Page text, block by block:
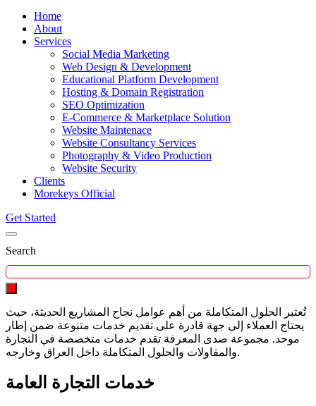
Home
About
Services
Social Media Marketing
Web Design & Development
Educational Platform Development
Hosting & Domain Registration
SEO Optimization
E-Commerce & Marketplace Solution
Website Maintenace
Website Consultancy Services
Photography & Video Production
Website Security
Clients
Morekeys Official
Get Started
Search
تُعتبر الحلول المتكاملة من أهم عوامل نجاح المشاريع الحديثة، حيث
يحتاج العملاء إلى جهة قادرة على تقديم خدمات متنوعة ضمن إطار
موحد. مجموعة صدى المعرفة تقدم خدمات متخصصة في التجارة
والمقاولات والحلول المتكاملة داخل العراق وخارجه.
خدمات التجارة العامة